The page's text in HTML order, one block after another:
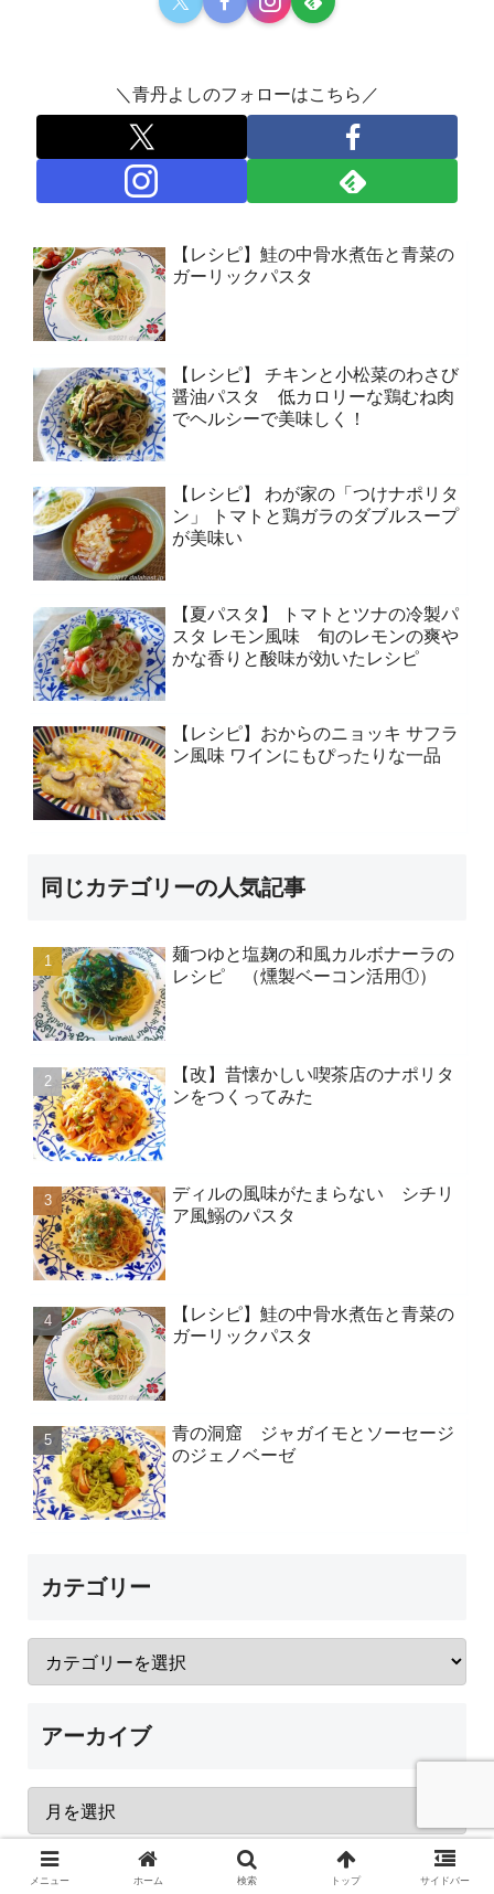
＼青丹よしのフォローはこちら／
【レシピ】鮭の中骨水煮缶と青菜の
ガーリックパスタ
【レシピ】 チキンと小松菜のわさび
醤油パスタ 低カロリーな鶏むね肉
でヘルシーで美味しく！
【レシピ】 わが家の「つけナポリタ
ン」 トマトと鶏ガラのダブルスープ
が美味い
【夏パスタ】 トマトとツナの冷製パ
スタ レモン風味 旬のレモンの爽や
かな香りと酸味が効いたレシピ
【レシピ】おからのニョッキ サフラ
ン風味 ワインにもぴったりな一品
同じカテゴリーの人気記事
麺つゆと塩麹の和風カルボナーラの
レシピ （燻製ベーコン活用①）
【改】昔懐かしい喫茶店のナポリタ
ンをつくってみた
ディルの風味がたまらない シチリ
ア風鰯のパスタ
【レシピ】鮭の中骨水煮缶と青菜の
ガーリックパスタ
青の洞窟 ジャガイモとソーセージ
のジェノベーゼ
カテゴリー
アーカイブ
レシピブログに参加中♪
メニュー ホーム 検索 トップ サイドバー